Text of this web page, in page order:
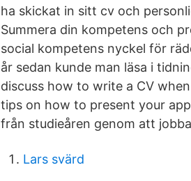
ha skickat in sitt cv och
Summera din kompetens och
social kompetens nyckel för
år sedan kunde man läsa i
discuss how to write a CV
tips on how to present your
från studieåren genom att
Lars svärd